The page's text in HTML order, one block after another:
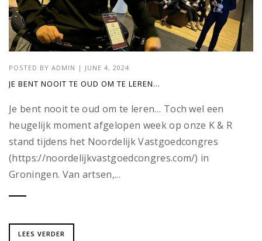
POSTED BY ADMIN | JUNE 4, 2024
JE BENT NOOIT TE OUD OM TE LEREN…
Je bent nooit te oud om te leren… Toch wel een
heugelijk moment afgelopen week op onze K & R
stand tijdens het Noordelijk Vastgoedcongres
(https://noordelijkvastgoedcongres.com/) in
Groningen. Van artsen,...
LEES VERDER